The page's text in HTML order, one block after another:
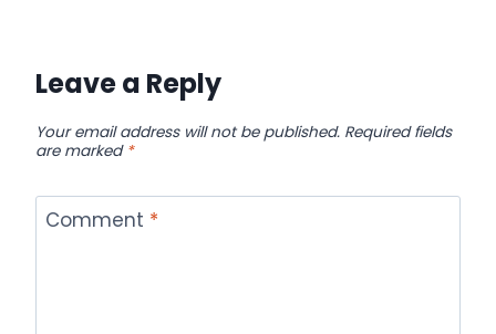
Leave a Reply
Your email address will not be published. Required fields
are marked *
Comment *